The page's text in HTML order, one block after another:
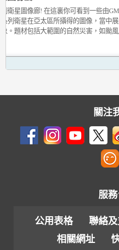
衛星圖像廊! 在這裏你可看到一些由
列衛星在亞太區所攝得的圖像，當中
。題材包括大範圍的自然災害，如颱
關注
服
公用表格 聯絡
相關網址